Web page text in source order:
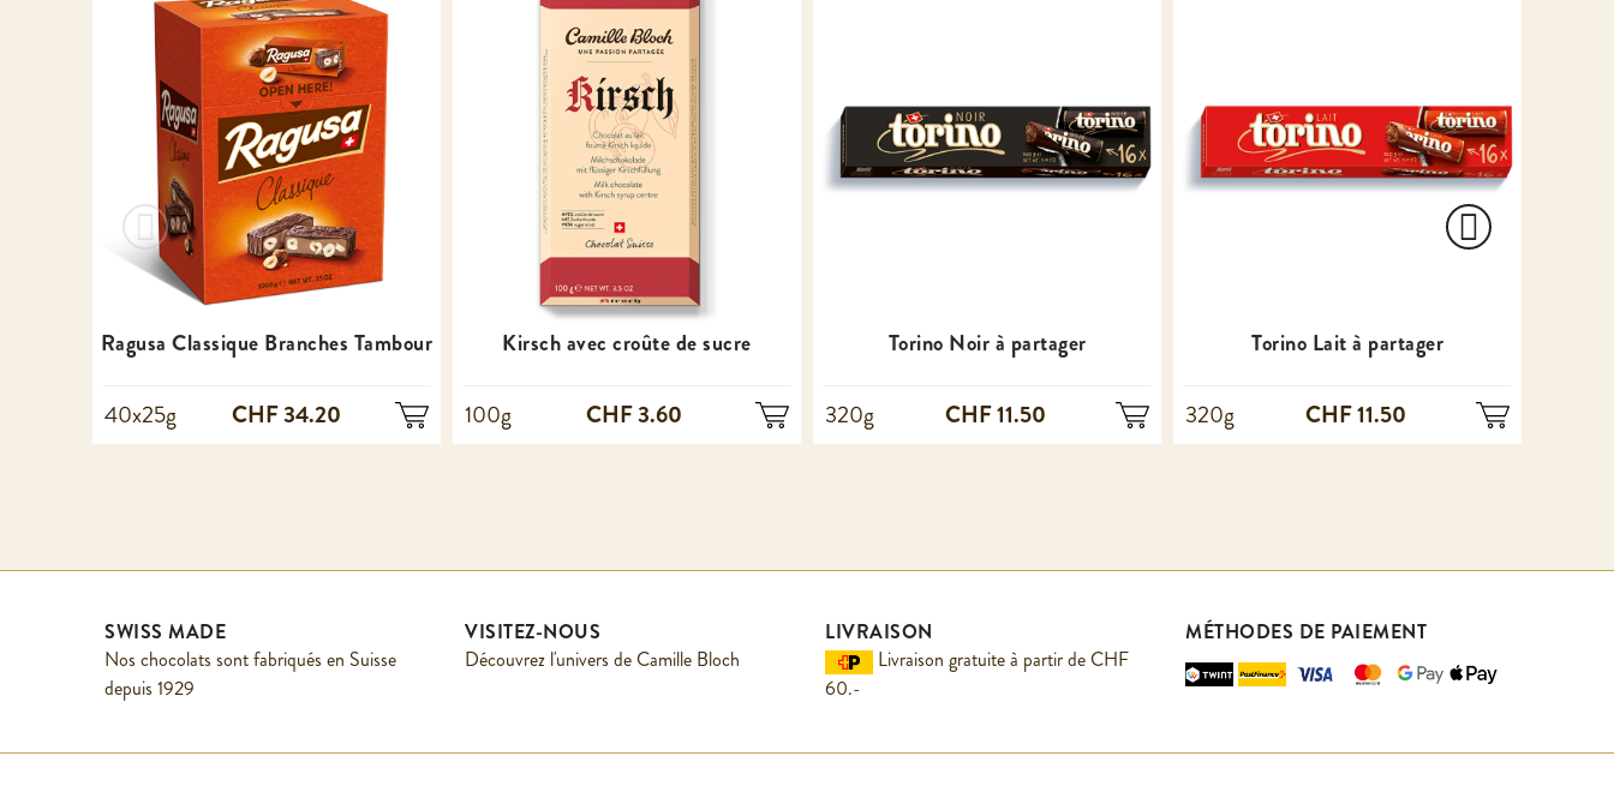
Ragusa Classique Branches Tambour
40x25g CHF 34.20
Kirsch avec croûte de sucre
100g CHF 3.60
Torino Noir à partager
320g CHF 11.50
Torino Lait à partager
320g CHF 11.50
SWISS MADE
Nos chocolats sont fabriqués en Suisse
depuis 1929
VISITEZ-NOUS
Découvrez l'univers de Camille Bloch
LIVRAISON
Livraison gratuite à partir de CHF
60.-
MÉTHODES DE PAIEMENT